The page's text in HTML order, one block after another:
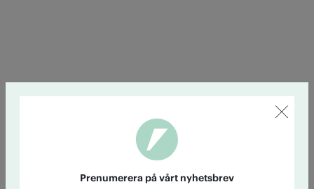
Prenumerera på vårt nyhetsbrev